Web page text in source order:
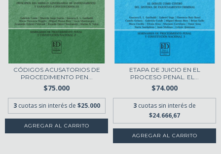
CÓDIGOS ACUSATORIOS DE
PROCEDIMIENTO PEN...
$75.000
3 cuotas sin interés de $25.000
ETAPA DE JUICIO EN EL
PROCESO PENAL. EL...
$74.000
3 cuotas sin interés de
$24.666,67